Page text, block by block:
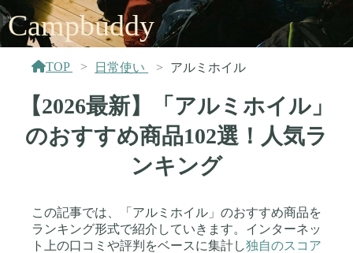
Campbuddy
TOP 日常使い アルミホイル
【2026最新】「アルミホイル」
のおすすめ商品102選！人気ラ
ンキング
この記事では、「アルミホイル」のおすすめ商品を
ランキング形式で紹介していきます。インターネッ
ト上の口コミや評判をベースに集計し独自のスコア